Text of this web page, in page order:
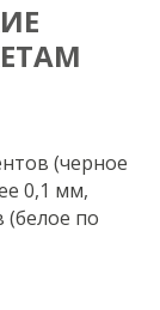
(черное
0,1 мм,
по